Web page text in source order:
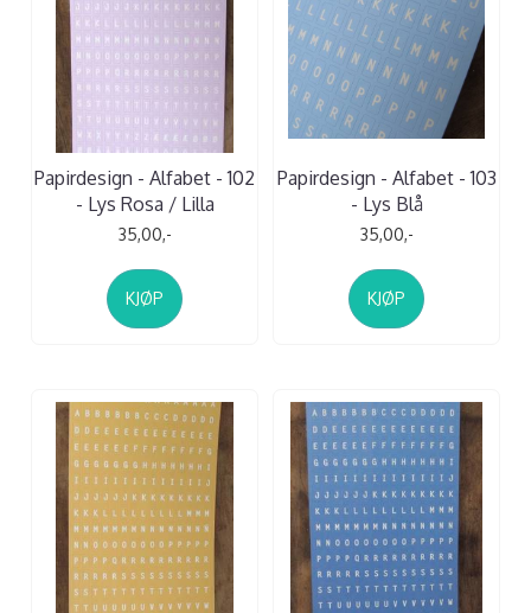
Papirdesign - Alfabet - 102
- Lys Rosa / Lilla
35,00,-
KJØP
Papirdesign - Alfabet - 103
- Lys Blå
35,00,-
KJØP